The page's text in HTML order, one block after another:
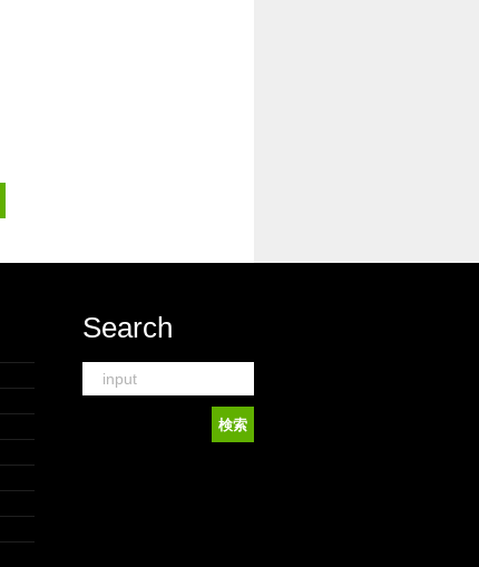
Search